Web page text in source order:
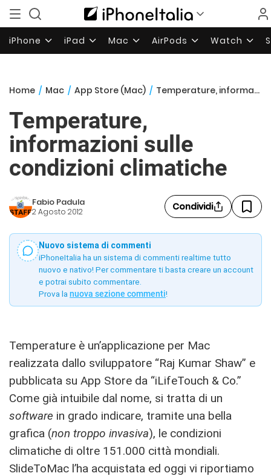
iPhone iPad Mac AirPods Watch
Home / Mac / App Store (Mac) / Temperature, informazioni sulle condizioni climatiche
Temperature,
informazioni sulle
condizioni climatiche
Fabio Padula
2 Agosto 2012 Condividi
Nuovo sistema di commenti
iPhoneItalia ha un sistema di commenti realtime tutto
nuovo e nativo! Per commentare ti basta creare un account
e potrai subito commentare.
Prova la nuova sezione commenti!
Temperature è un’applicazione per Mac
realizzata dallo sviluppatore “Raj Kumar Shaw” e
pubblicata su App Store da “iLifeTouch & Co.”
Come già intuibile dal nome, si tratta di un
software in grado indicare, tramite una bella
grafica (non troppo invasiva), le condizioni
climatiche di oltre 151.000 città mondiali.
SlideToMac l’ha acquistata ed oggi vi riportiamo